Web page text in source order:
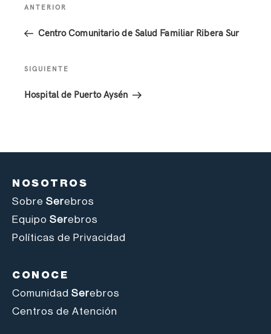
ANTERIOR
Centro Comunitario de Salud Familiar Ribera Sur
SIGUIENTE
Hospital de Puerto Aysén
NOSOTROS
Sobre Serebros
Equipo Serebros
Políticas de Privacidad
CONOCE
Comunidad Serebros
Centros de Atención